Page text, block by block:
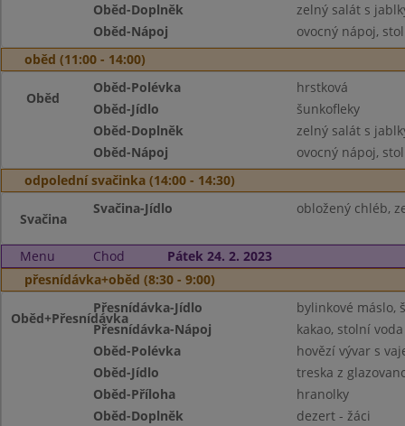
Oběd-Doplněk
zelný salát s
Oběd-Nápoj
ovocný nápoj,
oběd (11:00 - 14:00)
Oběd
Oběd-Polévka
hrstková
Oběd-Jídlo
šunkofleky
Oběd-Doplněk
zelný salát s
Oběd-Nápoj
ovocný nápoj,
odpolední svačinka (14:00 - 14:30)
Svačina
Svačina-Jídlo obložený chléb,
Menu Chod
Pátek 24. 2. 2023
přesnídávka+oběd (8:30 - 9:00)
Oběd+Přesnídávka
Přesnídávka-Jídlo
bylinkové máslo,
Přesnídávka-Nápoj
kakao, stolní voda
Oběd-Polévka
hovězí vývar s
Oběd-Jídlo
treska z
Oběd-Příloha
hranolky
Oběd-Doplněk
dezert - žáci